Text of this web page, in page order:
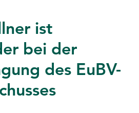
ist
bei der
des EuBV-